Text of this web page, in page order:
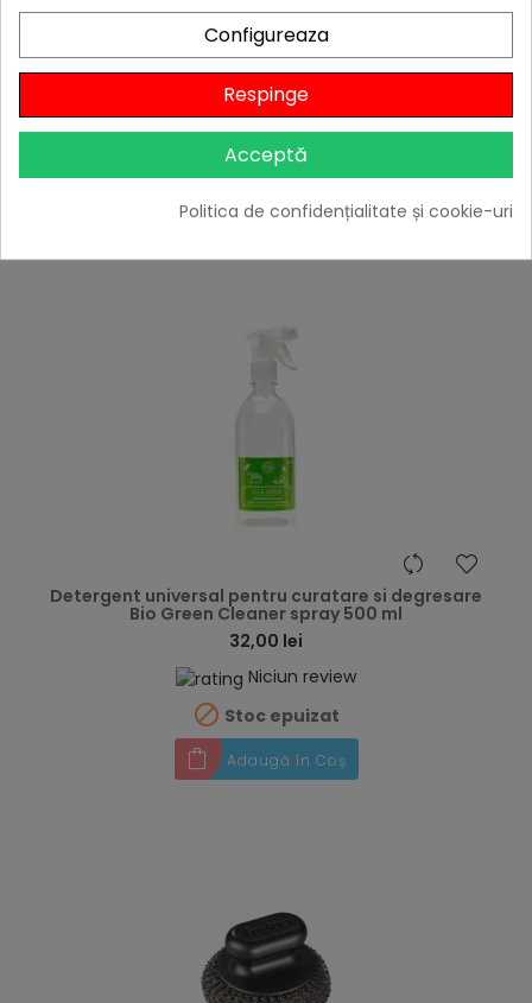
Adaugă în Coș
4 ALTE PRODUSE IN ACEEASI
CATEGORIE:
Detergent universal pentru curatare si degresare
Bio Green Cleaner spray 500 ml
32,00 lei
Niciun review
 Stoc epuizat
Adaugă în Coș
Configureaza
Respinge
Acceptă
Politica de confidențialitate și cookie-uri